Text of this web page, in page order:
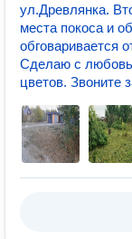
ул.Древлянка.
места покоса и
обговаривается
Сделаю с
цветов. Звоните